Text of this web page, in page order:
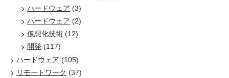
ハードウェア (3)
ハードウェア (2)
仮想化技術 (12)
開発 (117)
ハードウェア (105)
リモートワーク (37)